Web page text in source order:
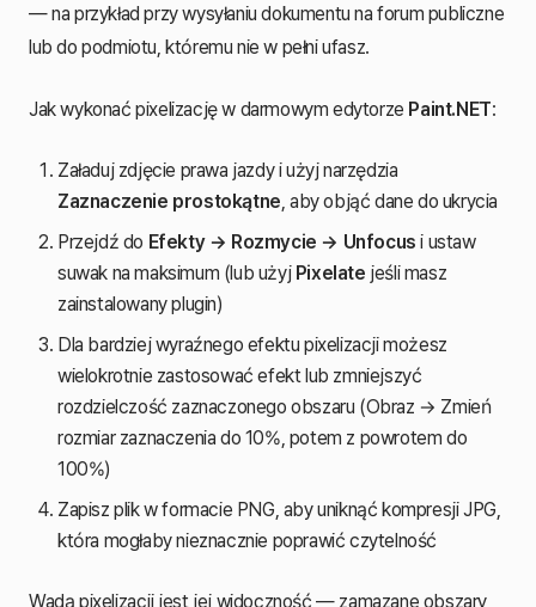
— na przykład przy wysyłaniu dokumentu na forum publiczne
lub do podmiotu, któremu nie w pełni ufasz.
Jak wykonać pixelizację w darmowym edytorze Paint.NET:
Załaduj zdjęcie prawa jazdy i użyj narzędzia
Zaznaczenie prostokątne, aby objąć dane do ukrycia
Przejdź do Efekty → Rozmycie → Unfocus i ustaw
suwak na maksimum (lub użyj Pixelate jeśli masz
zainstalowany plugin)
Dla bardziej wyraźnego efektu pixelizacji możesz
wielokrotnie zastosować efekt lub zmniejszyć
rozdzielczość zaznaczonego obszaru (Obraz → Zmień
rozmiar zaznaczenia do 10%, potem z powrotem do
100%)
Zapisz plik w formacie PNG, aby uniknąć kompresji JPG,
która mogłaby nieznacznie poprawić czytelność
Wadą pixelizacji jest jej widoczność — zamazane obszary